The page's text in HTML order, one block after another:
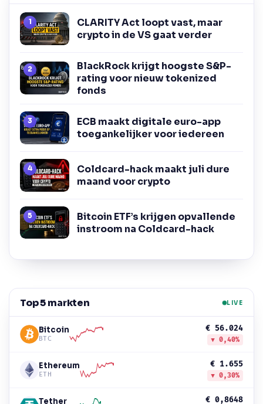
CLARITY Act loopt vast, maar
crypto in de VS gaat verder
BlackRock krijgt hoogste S&P-
rating voor nieuw tokenized
fonds
ECB maakt digitale euro-app
toegankelijker voor iedereen
Coldcard-hack maakt juli dure
maand voor crypto
Bitcoin ETF’s krijgen opvallende
instroom na Coldcard-hack
Top 5 markten LIVE
Bitcoin
BTC
€ 56.024
▼ 0,40%
Ethereum
ETH
€ 1.655
▼ 0,30%
Tether € 0,8648